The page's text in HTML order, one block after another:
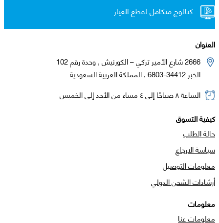
كتالوج متكامل لقطع الغيار
العنوان
2666 شارع الأمير تركي – الكورنيش , وحدة رقم 102
الخبر 34412-6803 , المملكة العربية السعودية
الساعة ٨ صباحًا إلى ٤ مساء من الأحد إلى الخميس
كيفية التسوق
حالة الطلب
سياسة الارجاع
معلومات التوصيل
أرشادات الشحن الدولي
معلومات
معلومات عنا